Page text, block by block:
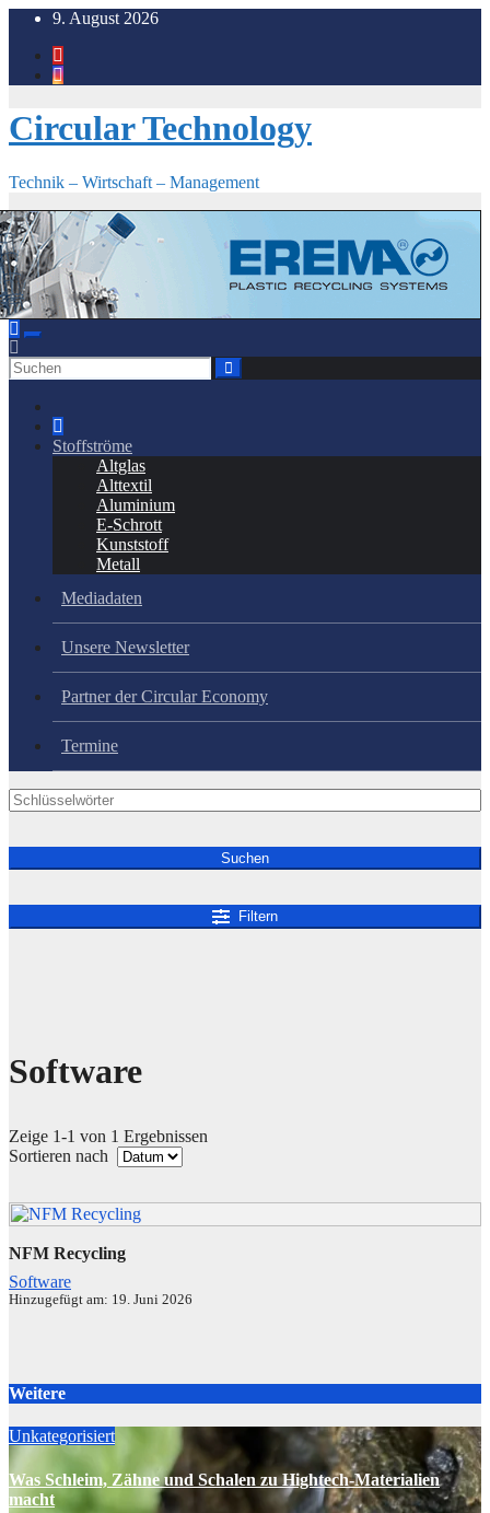
Zum
springen
9. August 2026
Circular Technology
Technik – Wirtschaft – Management
Stoffströme
Altglas
Alttextil
Aluminium
E-Schrott
Kunststoff
Metall
Mediadaten
Unsere Newsletter
Partner der Circular Economy
Termine
Suchen
Filtern
Software
Zeige 1-1 von 1 Ergebnissen
Sortieren nach
NFM Recycling
Software
Hinzugefügt am: 19. Juni 2026
Weitere
Unkategorisiert
Was Schleim, Zähne und Schalen zu Hightech-Materialien
macht